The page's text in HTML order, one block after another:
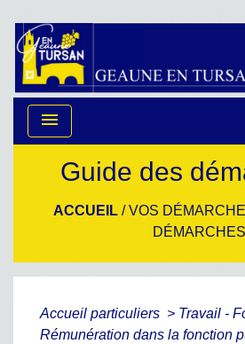
menu
Guide des
ACCUEIL/VOS
DÉMARCHES
Accueil particuliers > Travail -
Rémunération dans la fonction